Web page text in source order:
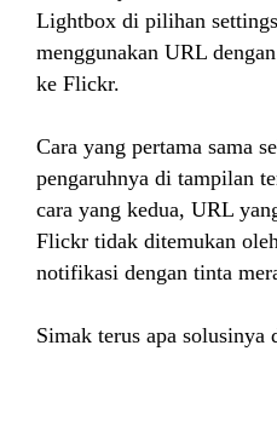
Lightbox di pilihan
menggunakan URL
ke Flickr.
Cara yang pertama sama
pengaruhnya di tampilan
cara yang kedua, URL
Flickr tidak ditemukan
notifikasi dengan tinta
Simak terus apa solusinya